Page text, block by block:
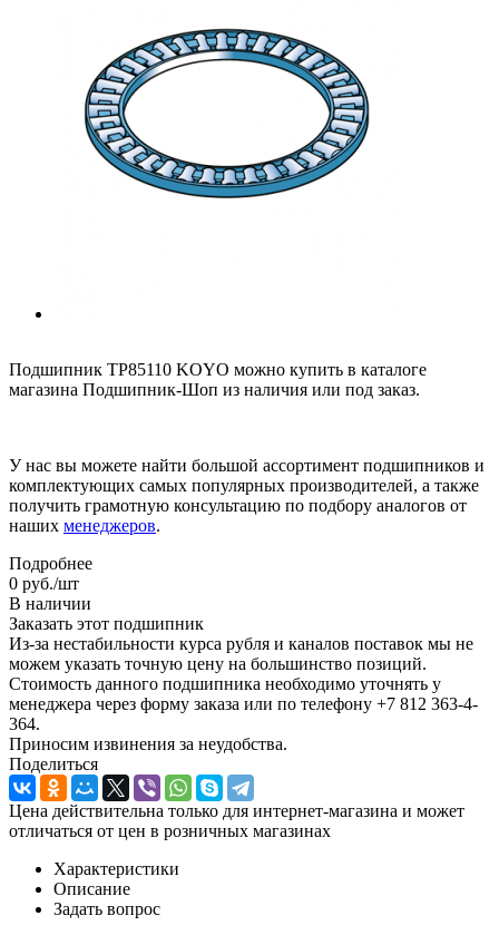
Подшипник TP85110 KOYO можно купить в каталоге
магазина Подшипник-Шоп из наличия или под заказ.
У нас вы можете найти большой ассортимент подшипников и
комплектующих самых популярных производителей, а также
получить грамотную консультацию по подбору аналогов от
наших менеджеров.
Подробнее
0 руб./шт
В наличии
Заказать этот подшипник
Из-за нестабильности курса рубля и каналов поставок мы не
можем указать точную цену на большинство позиций.
Стоимость данного подшипника необходимо уточнять у
менеджера через форму заказа или по телефону +7 812 363-4-
364.
Приносим извинения за неудобства.
Поделиться
Цена действительна только для интернет-магазина и может
отличаться от цен в розничных магазинах
Характеристики
Описание
Задать вопрос